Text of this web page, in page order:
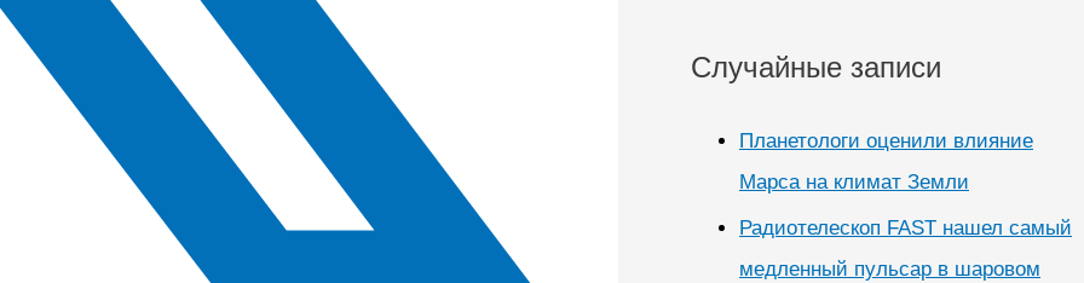
Случайные записи
Планетологи оценили влияние
Марса на климат Земли
Радиотелескоп FAST нашел самый
медленный пульсар в шаровом